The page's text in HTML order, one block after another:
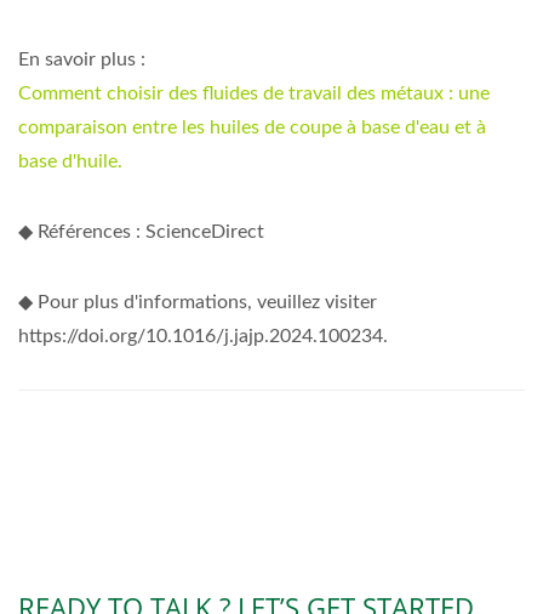
En savoir plus :
Comment choisir des fluides de travail des métaux : une
comparaison entre les huiles de coupe à base d'eau et à
base d'huile.
◆ Références : ScienceDirect
◆ Pour plus d'informations, veuillez visiter
https://doi.org/10.1016/j.jajp.2024.100234.